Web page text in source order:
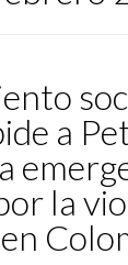
a
la